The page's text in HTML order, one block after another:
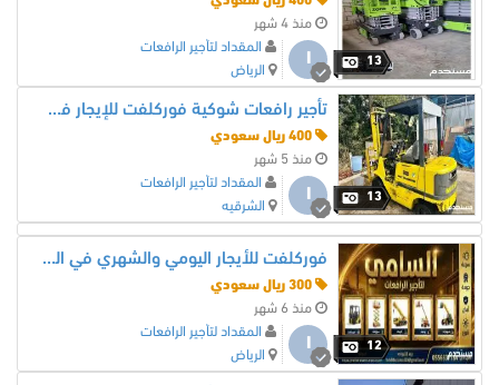
13
منذ 4 شهر
ا
المقداد لتأجير الرافعات
الرياض
13
تأجير رافعات شوكية فوركلفت للإيجار في الدمام الرياض جدة | Forklift Rental Saudi Arabia
منذ 5 شهر
ا
المقداد لتأجير الرافعات
الشرقيه
12
فوركلفت للأيجار اليومي والشهري في الرياض جدة
منذ 6 شهر
ا
المقداد لتأجير الرافعات
الرياض